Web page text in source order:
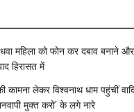
महिला को फोन कर दबाव बनाने
हिरासत में
कामना लेकर विश्वनाथ धाम पहुंचीं
मुक्त करो’ के लगे नारे